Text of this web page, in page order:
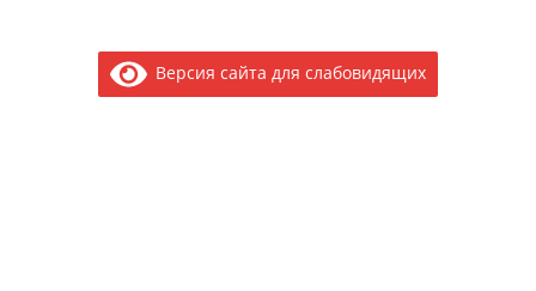
Версия сайта для слабовидящих